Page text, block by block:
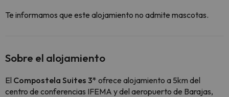
Te informamos que este alojamiento no admite mascotas.
Sobre el alojamiento
El Compostela Suites 3* ofrece alojamiento a 5km del
centro de conferencias IFEMA y del aeropuerto de Barajas,